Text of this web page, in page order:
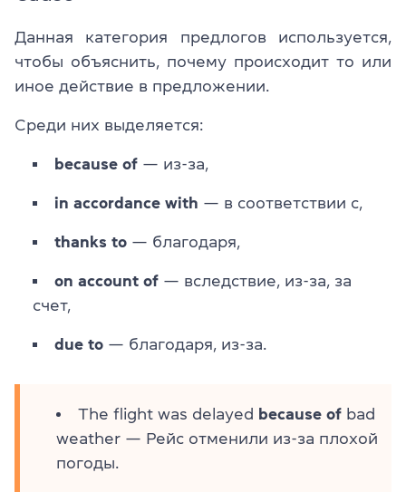
Данная категория предлогов используется,
чтобы объяснить, почему происходит то или
иное действие в предложении.
Среди них выделяется:
because of — из-за,
in accordance with — в соответствии с,
thanks to — благодаря,
on account of — вследствие, из-за, за
счет,
due to — благодаря, из-за.
The flight was delayed because of bad
weather — Рейс отменили из-за плохой
погоды.